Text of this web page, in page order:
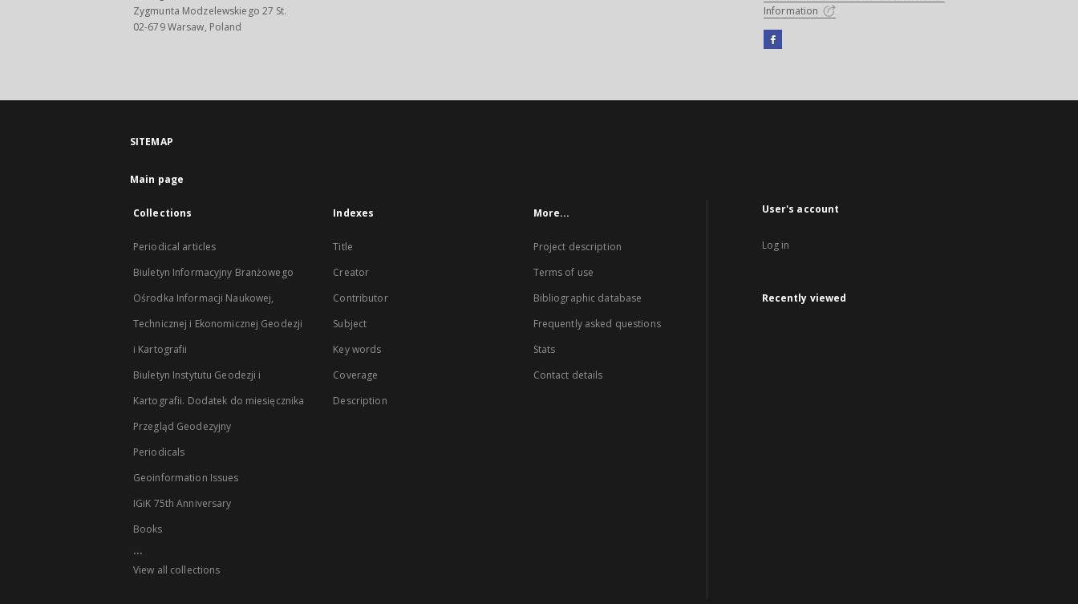
Zygmunta Modzelewskiego 27 St.
02-679 Warsaw, Poland
Information
Facebook
open
SITEMAP
Main page
Collections
Periodical articles
Biuletyn Informacyjny Branżowego
Ośrodka Informacji Naukowej,
Technicznej i Ekonomicznej Geodezji
i Kartografii
Biuletyn Instytutu Geodezji i
Kartografii. Dodatek do miesięcznika
Przegląd Geodezyjny
Periodicals
Geoinformation Issues
IGiK 75th Anniversary
Books
...
View all collections
Indexes
Title
Creator
Contributor
Subject
Key words
Coverage
Description
More...
Project description
Terms of use
Bibliographic database
Frequently asked questions
Stats
Contact details
User's account
Log in
Recently viewed